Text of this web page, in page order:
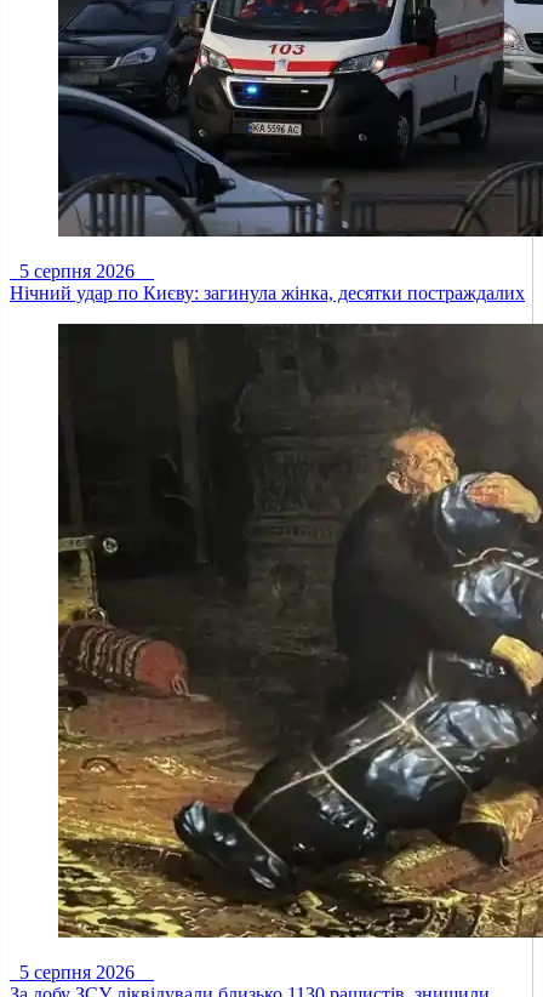
5 серпня 2026
Нічний удар по Києву: загинула жінка, десятки постраждалих
5 серпня 2026